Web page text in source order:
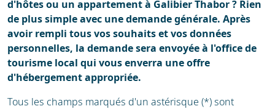
d'hôtes ou un appartement à Galibier Thabor ? Rien
de plus simple avec une demande générale. Après
avoir rempli tous vos souhaits et vos données
personnelles, la demande sera envoyée à l'office de
tourisme local qui vous enverra une offre
d'hébergement appropriée.
Tous les champs marqués d'un astérisque (*) sont